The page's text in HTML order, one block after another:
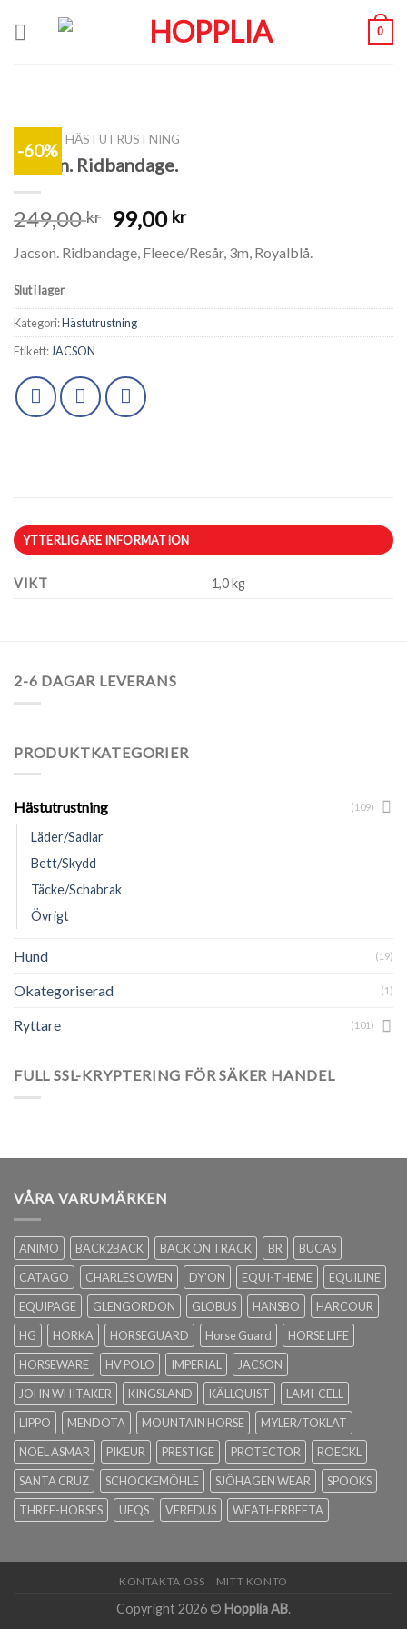
0
-60%
HÄSTUTRUSTNING
Jacson. Ridbandage.
249,00kr 99,00 kr
Jacson. Ridbandage, Fleece/Resår, 3m, Royalblå.
Slut i lager
Kategori:Hästutrustning
Etikett:JACSON
YTTERLIGARE INFORMATION
VIKT 1,0 kg
2-6 DAGAR LEVERANS
PRODUKTKATEGORIER
Hästutrustning (109)
Läder/Sadlar
Bett/Skydd
Täcke/Schabrak
Övrigt
Hund (19)
Okategoriserad (1)
Ryttare (101)
FULL SSL-KRYPTERING FÖR SÄKER HANDEL
VÅRA VARUMÄRKEN
ANIMO BACK2BACK BACK ON TRACK BR
BUCAS
CATAGO
CHARLES OWEN DY'ON EQUI-THEME
EQUILINE
EQUIPAGE
GLENGORDON GLOBUS HANSBO
HARCOUR
HG
HORKA HORSEGUARD Horse Guard
HORSE LIFE
HORSEWARE
HV POLO IMPERIAL
JACSON
JOHN WHITAKER
KINGSLAND KÄLLQUIST
LAMI-CELL
LIPPO
MENDOTA MOUNTAIN HORSE
MYLER/TOKLAT
NOEL ASMAR
PIKEUR PRESTIGE PROTECTOR
ROECKL
SANTA CRUZ
SCHOCKEMÖHLE SJÖHAGEN WEAR
SPOOKS
THREE-HORSES
UEQS VEREDUS WEATHERBEETA
KONTAKTA OSS MITT KONTO
Copyright 2026 © Hopplia AB.